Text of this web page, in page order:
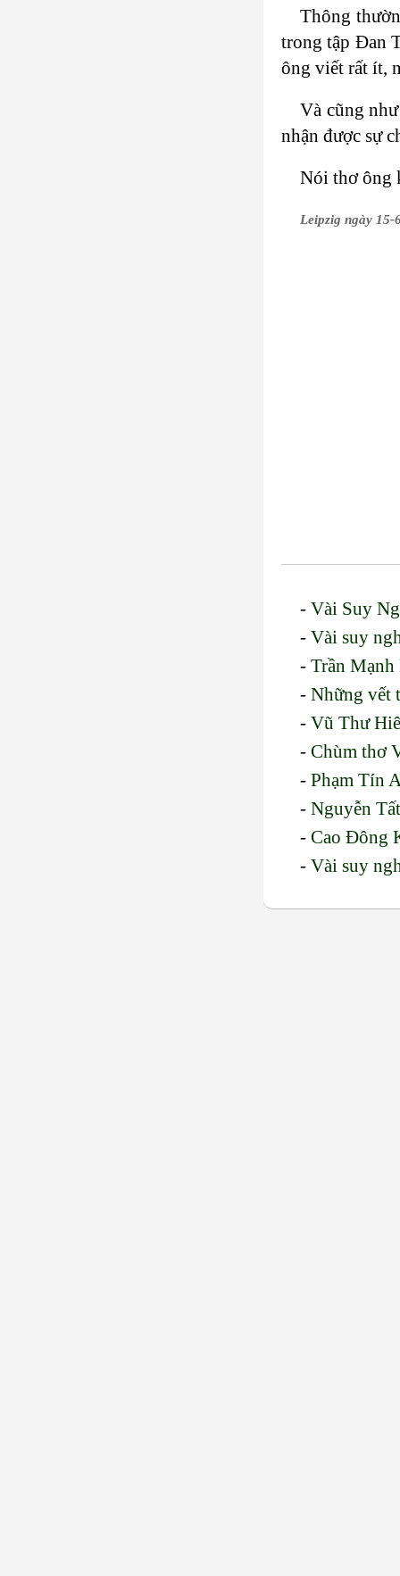
Thông
trong tập Đan
ông viết rất ít,
Và cũng
nhận được sự
Nói thơ ông
Leipzig ngày 15-
-Vài Suy
-Vài suy
-Trần
-Những vết
-Vũ Thư
-Chùm thơ
-Phạm Tín
-Nguyễn
-Cao Đông
-Vài suy